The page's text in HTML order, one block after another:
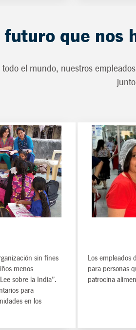
futuro que nos
el mundo, nuestros
sin fines
menos
sobre la India”.
para
en los
Los
para personas
patrocina